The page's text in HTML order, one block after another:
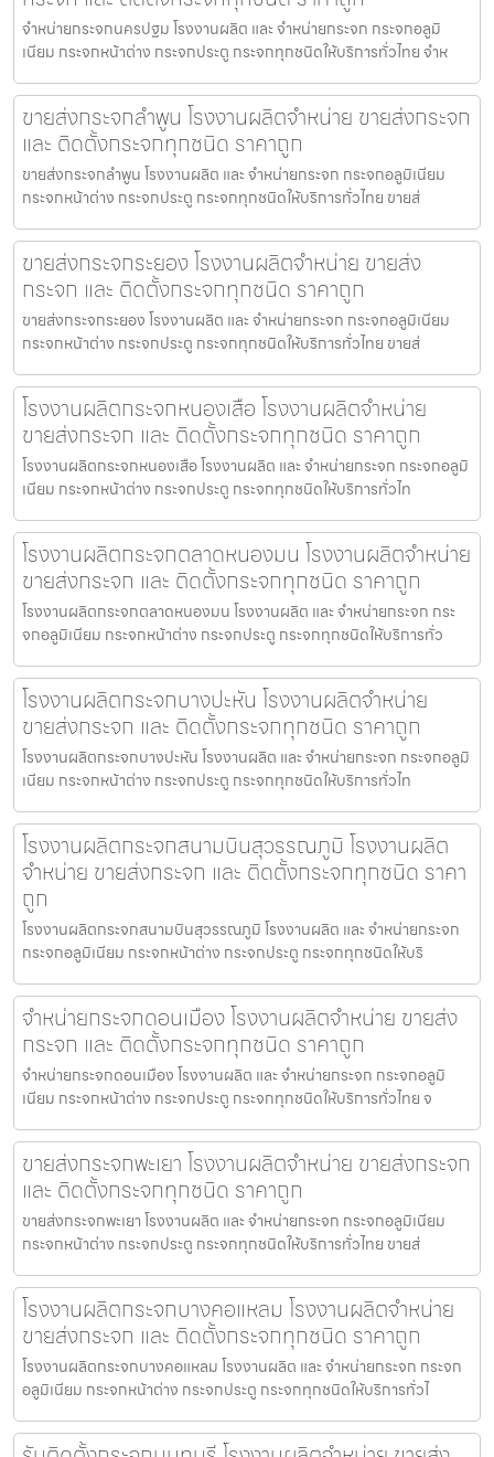
จำหน่ายกระจกนครปฐม โรงงานผลิต และ จำหน่ายกระจก กระจกอลูมิ
เนียม กระจกหน้าต่าง กระจกประตู กระจกทุกชนิดให้บริการทั่วไทย จำห
ขายส่งกระจกลำพูน โรงงานผลิตจำหน่าย ขายส่งกระจก
และ ติดตั้งกระจกทุกชนิด ราคาถูก
ขายส่งกระจกลำพูน โรงงานผลิต และ จำหน่ายกระจก กระจกอลูมิเนียม
กระจกหน้าต่าง กระจกประตู กระจกทุกชนิดให้บริการทั่วไทย ขายส่
ขายส่งกระจกระยอง โรงงานผลิตจำหน่าย ขายส่ง
กระจก และ ติดตั้งกระจกทุกชนิด ราคาถูก
ขายส่งกระจกระยอง โรงงานผลิต และ จำหน่ายกระจก กระจกอลูมิเนียม
กระจกหน้าต่าง กระจกประตู กระจกทุกชนิดให้บริการทั่วไทย ขายส่
โรงงานผลิตกระจกหนองเสือ โรงงานผลิตจำหน่าย
ขายส่งกระจก และ ติดตั้งกระจกทุกชนิด ราคาถูก
โรงงานผลิตกระจกหนองเสือ โรงงานผลิต และ จำหน่ายกระจก กระจกอลูมิ
เนียม กระจกหน้าต่าง กระจกประตู กระจกทุกชนิดให้บริการทั่วไท
โรงงานผลิตกระจกตลาดหนองมน โรงงานผลิตจำหน่าย
ขายส่งกระจก และ ติดตั้งกระจกทุกชนิด ราคาถูก
โรงงานผลิตกระจกตลาดหนองมน โรงงานผลิต และ จำหน่ายกระจก กระ
จกอลูมิเนียม กระจกหน้าต่าง กระจกประตู กระจกทุกชนิดให้บริการทั่ว
โรงงานผลิตกระจกบางปะหัน โรงงานผลิตจำหน่าย
ขายส่งกระจก และ ติดตั้งกระจกทุกชนิด ราคาถูก
โรงงานผลิตกระจกบางปะหัน โรงงานผลิต และ จำหน่ายกระจก กระจกอลูมิ
เนียม กระจกหน้าต่าง กระจกประตู กระจกทุกชนิดให้บริการทั่วไท
โรงงานผลิตกระจกสนามบินสุวรรณภูมิ โรงงานผลิต
จำหน่าย ขายส่งกระจก และ ติดตั้งกระจกทุกชนิด ราคา
ถูก
โรงงานผลิตกระจกสนามบินสุวรรณภูมิ โรงงานผลิต และ จำหน่ายกระจก
กระจกอลูมิเนียม กระจกหน้าต่าง กระจกประตู กระจกทุกชนิดให้บริ
จำหน่ายกระจกดอนเมือง โรงงานผลิตจำหน่าย ขายส่ง
กระจก และ ติดตั้งกระจกทุกชนิด ราคาถูก
จำหน่ายกระจกดอนเมือง โรงงานผลิต และ จำหน่ายกระจก กระจกอลูมิ
เนียม กระจกหน้าต่าง กระจกประตู กระจกทุกชนิดให้บริการทั่วไทย จ
ขายส่งกระจกพะเยา โรงงานผลิตจำหน่าย ขายส่งกระจก
และ ติดตั้งกระจกทุกชนิด ราคาถูก
ขายส่งกระจกพะเยา โรงงานผลิต และ จำหน่ายกระจก กระจกอลูมิเนียม
กระจกหน้าต่าง กระจกประตู กระจกทุกชนิดให้บริการทั่วไทย ขายส่
โรงงานผลิตกระจกบางคอแหลม โรงงานผลิตจำหน่าย
ขายส่งกระจก และ ติดตั้งกระจกทุกชนิด ราคาถูก
โรงงานผลิตกระจกบางคอแหลม โรงงานผลิต และ จำหน่ายกระจก กระจก
อลูมิเนียม กระจกหน้าต่าง กระจกประตู กระจกทุกชนิดให้บริการทั่วไ